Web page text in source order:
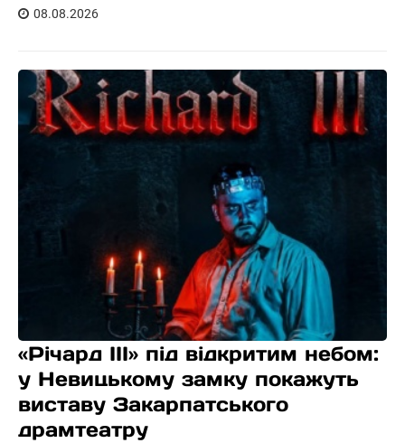
08.08.2026
«Річард ІІІ» під відкритим небом:
у Невицькому замку покажуть
виставу Закарпатського
драмтеатру